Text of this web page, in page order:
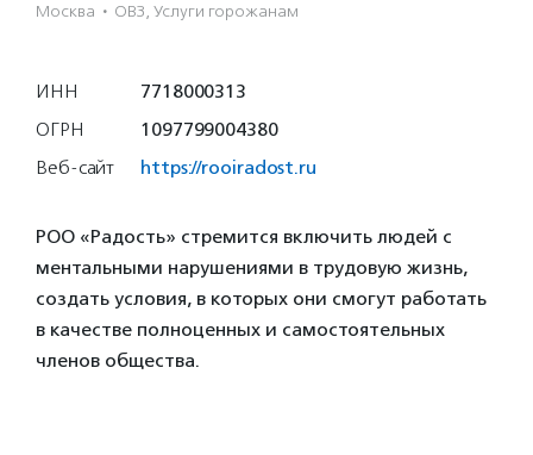
Москва · ОВЗ, Услуги горожанам
ИНН
7718000313
ОГРН
1097799004380
Веб-сайт
https://rooiradost.ru
РОО «Радость» стремится включить людей с
ментальными нарушениями в трудовую жизнь,
создать условия, в которых они смогут работать
в качестве полноценных и самостоятельных
членов общества.